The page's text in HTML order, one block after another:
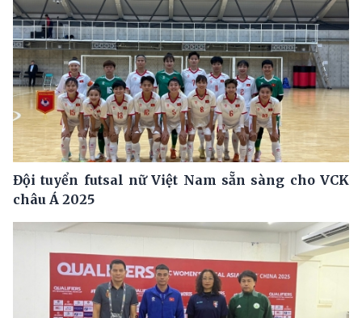
Đội tuyển futsal nữ Việt Nam sẵn sàng cho VCK
châu Á 2025